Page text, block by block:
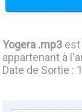
Yogera .mp3 est
appartenant à
Date de Sortie :